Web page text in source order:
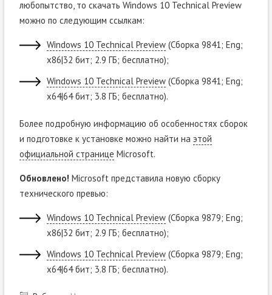
любопытство, то скачать Windows 10 Technical Preview
можно по следующим ссылкам:
Windows 10 Technical Preview(Сборка 9841; Eng;
x86|32 бит; 2.9 ГБ; бесплатно);
Windows 10 Technical Preview(Сборка 9841; Eng;
x64|64 бит; 3.8 ГБ; бесплатно).
Более подробную информацию об особенностях сборок
и подготовке к установке можно найти на этой
официальной странице Microsoft.
Обновлено! Microsoft представила новую сборку
технического превью:
Windows 10 Technical Preview(Сборка 9879; Eng;
x86|32 бит; 2.9 ГБ; бесплатно);
Windows 10 Technical Preview(Сборка 9879; Eng;
x64|64 бит; 3.8 ГБ; бесплатно).